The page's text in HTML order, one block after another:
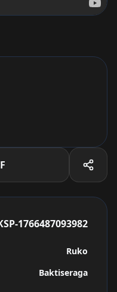
1766487093982
Ruko
Baktiseraga